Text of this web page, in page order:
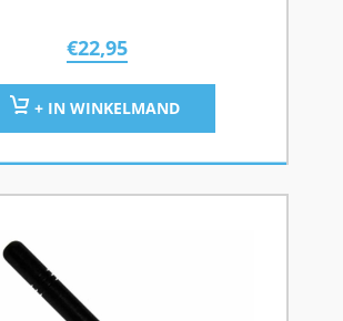
€22,95
+ IN WINKELMAND